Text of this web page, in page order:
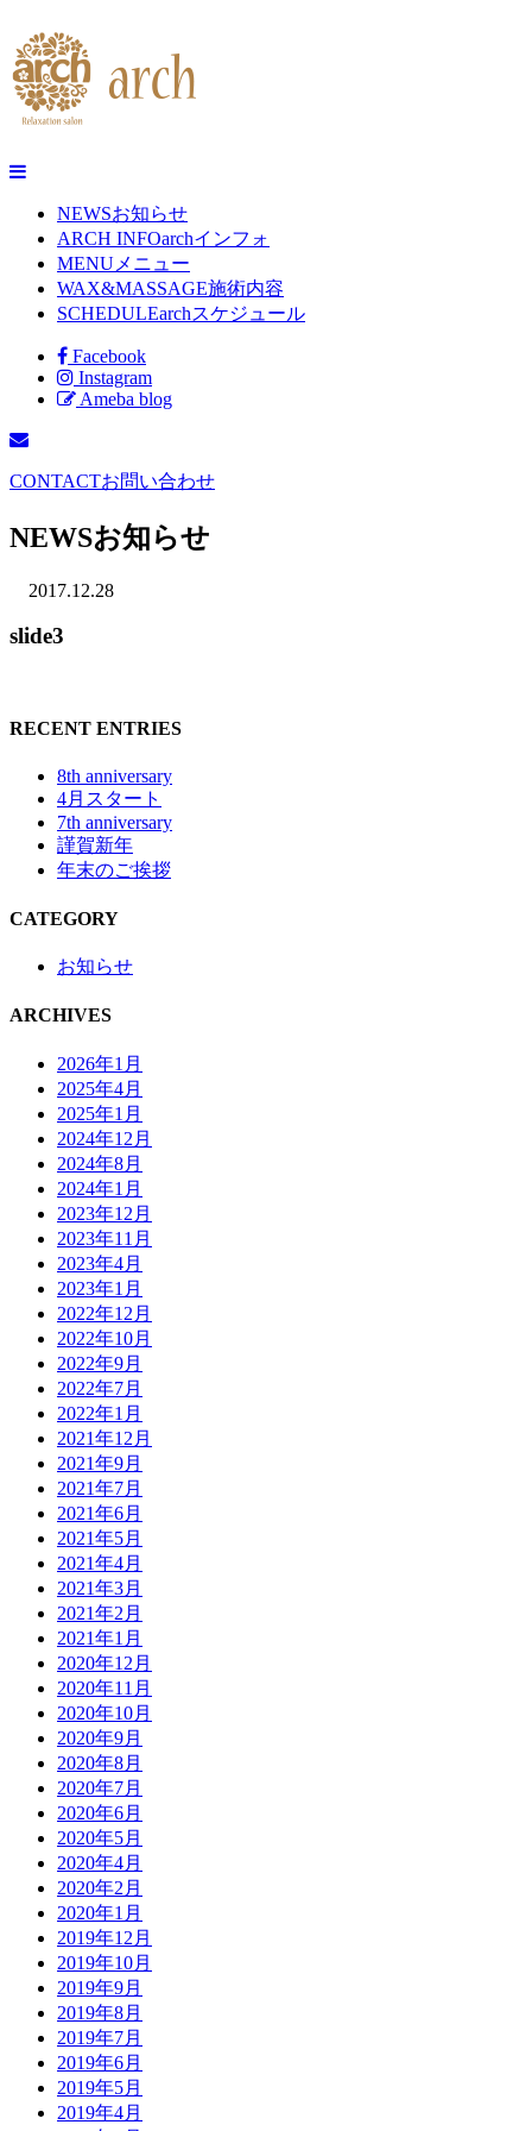
NEWSお知らせ
ARCH INFOarchインフォ
MENU メニュー
WAX&MASSAGE施術内容
SCHEDULEarchスケジュール
Facebook
Instagram
Ameba blog
CONTACTお問い合わせ
NEWSお知らせ
2017.12.28
slide3
RECENT ENTRIES
8th anniversary
4月スタート
7th anniversary
謹賀新年
年末のご挨拶
CATEGORY
お知らせ
ARCHIVES
2026年1月
2025年4月
2025年1月
2024年12月
2024年8月
2024年1月
2023年12月
2023年11月
2023年4月
2023年1月
2022年12月
2022年10月
2022年9月
2022年7月
2022年1月
2021年12月
2021年9月
2021年7月
2021年6月
2021年5月
2021年4月
2021年3月
2021年2月
2021年1月
2020年12月
2020年11月
2020年10月
2020年9月
2020年8月
2020年7月
2020年6月
2020年5月
2020年4月
2020年2月
2020年1月
2019年12月
2019年10月
2019年9月
2019年8月
2019年7月
2019年6月
2019年5月
2019年4月